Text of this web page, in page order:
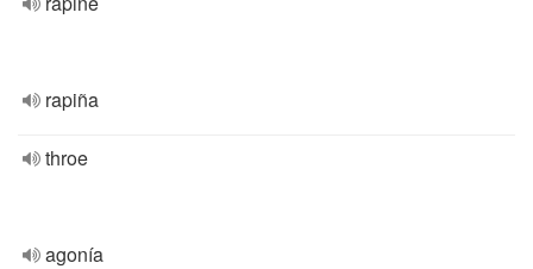
rapiña
throe
agonía